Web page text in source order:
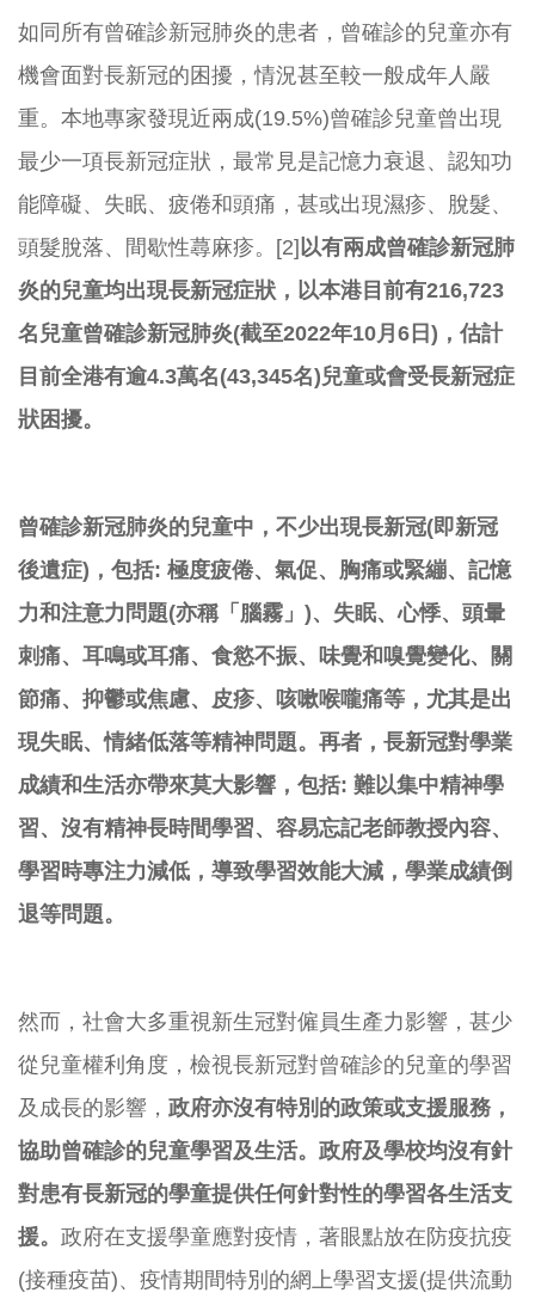
如同所有曾確診新冠肺炎的患者， 曾確診的兒童亦有
機會面對長新冠的困擾，情況甚至較一般成年人嚴
重。本地專家發現近兩成(19.5%)曾確診兒童曾出現
最少一項長新冠症狀，最常見是記憶力衰退、 認知功
能障礙、失眠、疲倦和頭痛，甚或出現濕疹、脫髮、
頭髮脫落、間歇性蕁麻疹。[2] 以有兩成曾確診新冠肺
炎的兒童均出現長新冠症狀，以本港目前有216,723
名兒童曾確診新冠肺炎(截至2022年10月6日)， 估計
目前全港有逾4.3萬名(43,345名)兒童或會受長新冠症
狀困擾。
曾確診新冠肺炎的兒童中，不少出現長新冠(即新冠
後遺症)， 包括: 極度疲倦、氣促、胸痛或緊繃、記憶
力和注意力問題(亦稱「腦霧」 )、失眠、心悸、頭暈
刺痛、耳鳴或耳痛、食慾不振、 味覺和嗅覺變化、關
節痛、抑鬱或焦慮、皮疹、咳嗽喉嚨痛等， 尤其是出
現失眠、情緒低落等精神問題。再者， 長新冠對學業
成績和生活亦帶來莫大影響，包括: 難以集中精神學
習、沒有精神長時間學習、容易忘記老師教授內容、
學習時專注力減低，導致學習效能大減，學業成績倒
退等問題。
然而，社會大多重視新生冠對僱員生產力影響， 甚少
從兒童權利角度， 檢視長新冠對曾確診的兒童的學習
及成長的影響， 政府亦沒有特別的政策或支援服務，
協助曾確診的兒童學習及生活。 政府及學校均沒有針
對患有長新冠的學童提供任何針對性的學習各生活支
援。 政府在支援學童應對疫情，著眼點放在防疫抗疫
(接種疫苗)、疫情期間特別的網上學習支援(提供流動